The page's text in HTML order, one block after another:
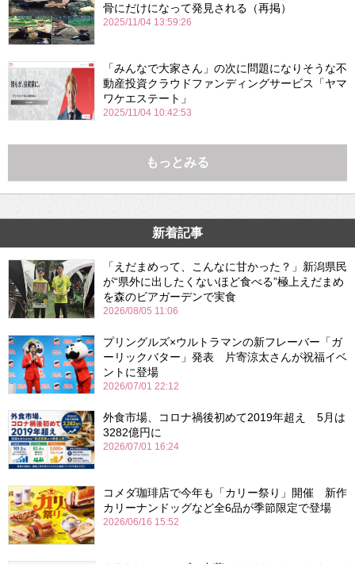
骨にだけになって発見される（再掲）
2025/11/04 13:59:26
「みんなで大家さん」の次に問題になりそうな不
動産投資クラウドファンディングサービス「ヤマ
ワケエステート」
2025/11/04 10:42:53
もっとみる
新着記事
「えだまめって、こんなに甘かった？」新潟県民
が“県外に出したくないほど食べる”極上えだまめ
を森のビアガーデンで実食
2026/08/05 11:06
プリングルズ×ウルトラマンの新フレーバー「ガ
ーリックバター」発表 片寄涼太さんが祝福イベ
ントに登場
2026/07/01 22:12
外食市場、コロナ禍後初めて2019年超え 5月は
3282億円に
2026/07/01 16:24
コメダ珈琲店で今年も「カリー祭り」開催 新作
カリーナンドッグなど全6品が季節限定で登場
2026/06/16 15:52